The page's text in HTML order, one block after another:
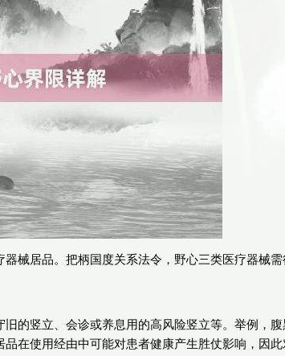
械居品。把柄国度关系法令，野心三类医疗器械
的竖立、会诊或养息用的高风险竖立等。举例，腹
在使用经由中可能对患者健康产生胜仗影响，因此